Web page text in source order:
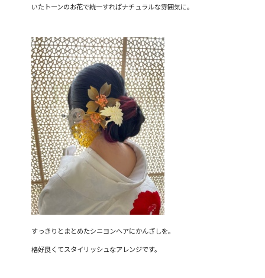
いたトーンのお花で統一すればナチュラルな雰囲気に。
すっきりとまとめたシニヨンヘアにかんざしを。
格好良くてスタイリッシュなアレンジです。